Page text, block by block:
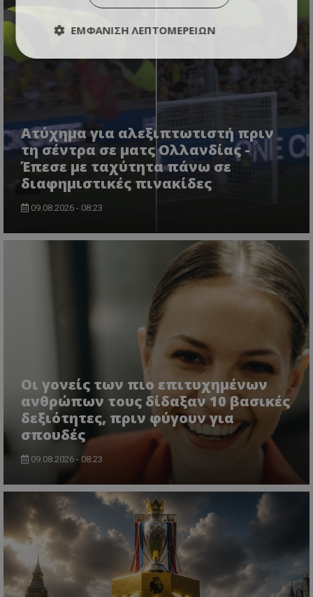
Ατύχημα για αλεξιπτωτιστή πριν
τη σέντρα σε ματς Ολλανδίας -
Έπεσε με ταχύτητα πάνω σε
διαφημιστικές πινακίδες
09.08.2026 - 08:23
Οι γονείς των πιο επιτυχημένων
ανθρώπων τους δίδαξαν 10 βασικές
δεξιότητες, πριν φύγουν για
σπουδές
09.08.2026 - 08:23
ΕΜΦΆΝΙΣΗ ΛΕΠΤΟΜΕΡΕΙΏΝ